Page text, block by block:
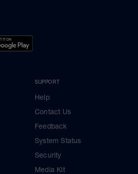
SUPPORT
Help
Contact Us
Feedback
System Status
Security
Media Kit